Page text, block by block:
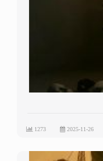
2025-11-26
1273